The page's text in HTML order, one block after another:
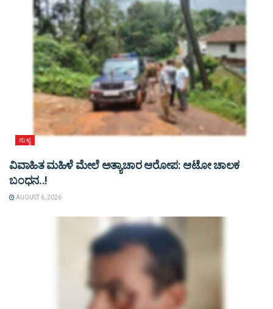
ಸುಳ್ಯ
ವಿವಾಹಿತ ಮಹಿಳೆ ಮೇಲೆ ಅತ್ಯಾಚಾರ ಆರೋಪ: ಆಟೋ ಚಾಲಕ
ಬಂಧನ..!
AUGUST 6, 2026